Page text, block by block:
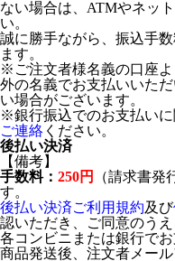
ない場合は、ATMやネッ
い。
誠に勝手ながら、振込手
ます。
※ご注文者様名義の口座
外の名義でお支払いいた
い場合がございます。
※銀行振込でのお支払い
ご連絡 ください。
後払い決済
【備考】
手数料： 250円
（請求書発
す。
後払い決済ご利用規約及び
認いただき、ご同意のうえ
各コンビニまたは銀行でお
商品発送後、注文者メー